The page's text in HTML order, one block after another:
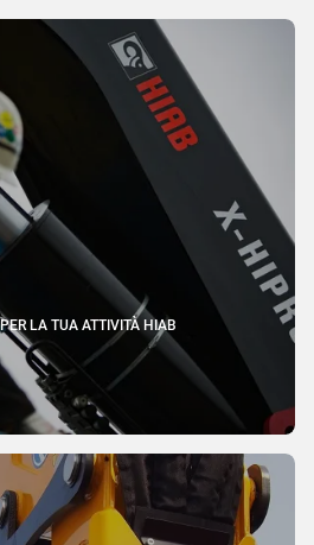
LA TUA ATTIVITÀ HIAB